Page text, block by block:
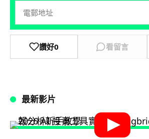
讚好0 看留言
最新影片